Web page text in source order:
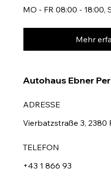
MO - FR 08:00 - 18:00,
Mehr
Autohaus Ebner
ADRESSE
Vierbatzstraße 3, 2380
TELEFON
+43 1 866 93